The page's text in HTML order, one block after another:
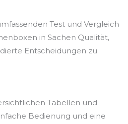
Test und Vergleich
in Sachen Qualität,
Entscheidungen zu
Tabellen und
Bedienung und eine